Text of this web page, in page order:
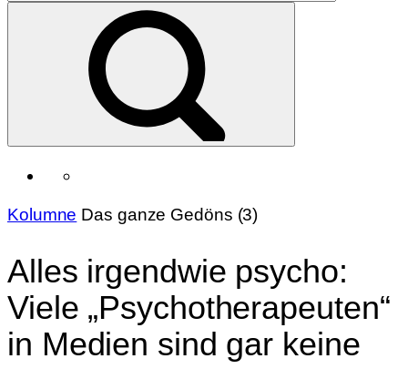
Kolumne Das ganze Gedöns (3)
Alles irgendwie psycho:
Viele „Psychotherapeuten“
in Medien sind gar keine